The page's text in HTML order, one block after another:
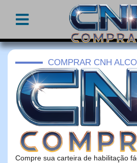
COMPRAR CNH
Compre sua carteira de habilitação